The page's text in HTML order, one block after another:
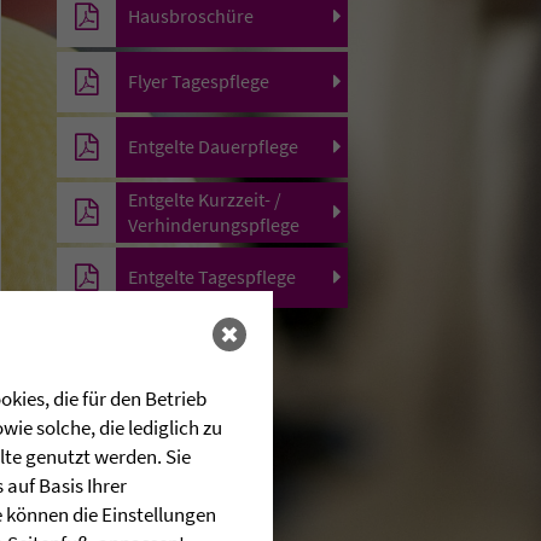
Hausbroschüre
Flyer Tagespflege
Entgelte Dauerpflege
Entgelte Kurzzeit- /
Verhinderungspflege
Entgelte Tagespflege
die für den Betrieb
solche, die lediglich zu
genutzt werden. Sie
auf Basis Ihrer
die Einstellungen